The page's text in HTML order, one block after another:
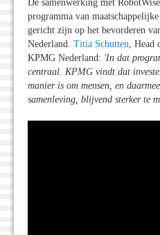
De samenwerking met
programma van
gericht zijn op het bevorderen
Nederland. Titia Schutten ,
KPMG Nederland: 'In dat
centraal. KPMG vindt dat
manier is om mensen, en
samenleving, blijvend sterker te